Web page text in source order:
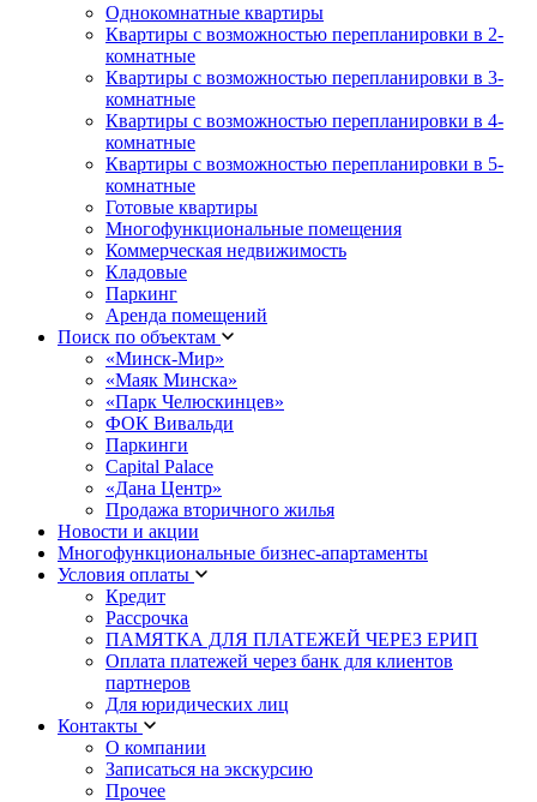
Однокомнатные квартиры
Квартиры с возможностью перепланировки в 2-
комнатные
Квартиры с возможностью перепланировки в 3-
комнатные
Квартиры с возможностью перепланировки в 4-
комнатные
Квартиры с возможностью перепланировки в 5-
комнатные
Готовые квартиры
Многофункциональные помещения
Коммерческая недвижимость
Кладовые
Паркинг
Аренда помещений
Поиск по объектам
«Минск-Мир»
«Маяк Минска»
«Парк Челюскинцев»
ФОК Вивальди
Паркинги
Capital Palace
«Дана Центр»
Продажа вторичного жилья
Новости и акции
Многофункциональные бизнес-апартаменты
Условия оплаты
Кредит
Рассрочка
ПАМЯТКА ДЛЯ ПЛАТЕЖЕЙ ЧЕРЕЗ ЕРИП
Оплата платежей через банк для клиентов
партнеров
Для юридических лиц
Контакты
О компании
Записаться на экскурсию
Прочее